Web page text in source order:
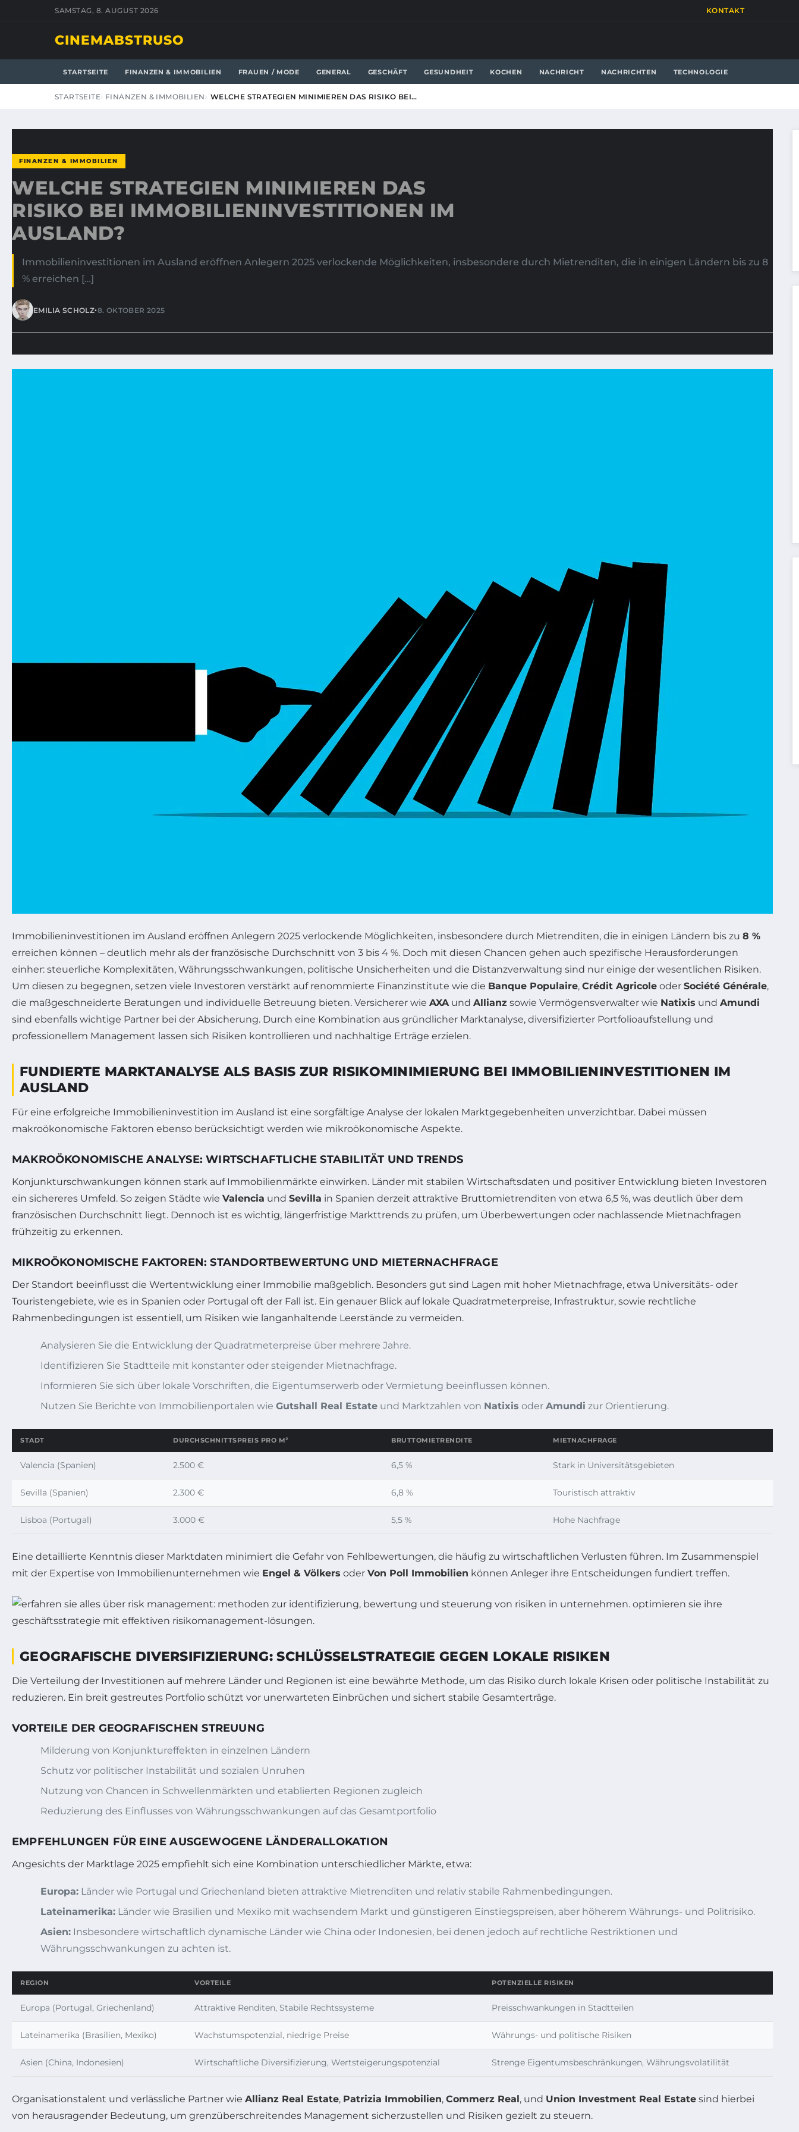
SAMSTAG, 8. AUGUST 2026 KONTAKT
CINEMABSTRUSO
STARTSEITE FINANZEN & IMMOBILIEN FRAUEN / MODE GENERAL GESCHÄFT GESUNDHEIT KOCHEN NACHRICHT NACHRICHTEN TECHNOLOGIE
STARTSEITE FINANZEN & IMMOBILIEN WELCHE STRATEGIEN MINIMIEREN DAS RISIKO BEI…
FINANZEN & IMMOBILIEN
WELCHE STRATEGIEN MINIMIEREN DAS
RISIKO BEI IMMOBILIENINVESTITIONEN IM
AUSLAND?
Immobilieninvestitionen im Ausland eröffnen Anlegern 2025 verlockende Möglichkeiten, insbesondere durch Mietrenditen, die in einigen Ländern bis zu 8
% erreichen […]
EMILIA SCHOLZ•8. OKTOBER 2025
Immobilieninvestitionen im Ausland eröffnen Anlegern 2025 verlockende Möglichkeiten, insbesondere durch Mietrenditen, die in einigen Ländern bis zu 8 %
erreichen können – deutlich mehr als der französische Durchschnitt von 3 bis 4 %. Doch mit diesen Chancen gehen auch spezifische Herausforderungen
einher: steuerliche Komplexitäten, Währungsschwankungen, politische Unsicherheiten und die Distanzverwaltung sind nur einige der wesentlichen Risiken.
Um diesen zu begegnen, setzen viele Investoren verstärkt auf renommierte Finanzinstitute wie die Banque Populaire, Crédit Agricole oder Société Générale,
die maßgeschneiderte Beratungen und individuelle Betreuung bieten. Versicherer wie AXAund Allianz sowie Vermögensverwalter wie Natixis und Amundi
sind ebenfalls wichtige Partner bei der Absicherung. Durch eine Kombination aus gründlicher Marktanalyse, diversifizierter Portfolioaufstellung und
professionellem Management lassen sich Risiken kontrollieren und nachhaltige Erträge erzielen.
FUNDIERTE MARKTANALYSE ALS BASIS ZUR RISIKOMINIMIERUNG BEI IMMOBILIENINVESTITIONEN IM
AUSLAND
Für eine erfolgreiche Immobilieninvestition im Ausland ist eine sorgfältige Analyse der lokalen Marktgegebenheiten unverzichtbar. Dabei müssen
makroökonomische Faktoren ebenso berücksichtigt werden wie mikroökonomische Aspekte.
MAKROÖKONOMISCHE ANALYSE: WIRTSCHAFTLICHE STABILITÄT UND TRENDS
Konjunkturschwankungen können stark auf Immobilienmärkte einwirken. Länder mit stabilen Wirtschaftsdaten und positiver Entwicklung bieten Investoren
ein sichereres Umfeld. So zeigen Städte wie Valencia und Sevilla in Spanien derzeit attraktive Bruttomietrenditen von etwa 6,5 %, was deutlich über dem
französischen Durchschnitt liegt. Dennoch ist es wichtig, längerfristige Markttrends zu prüfen, um Überbewertungen oder nachlassende Mietnachfragen
frühzeitig zu erkennen.
MIKROÖKONOMISCHE FAKTOREN: STANDORTBEWERTUNG UND MIETERNACHFRAGE
Der Standort beeinflusst die Wertentwicklung einer Immobilie maßgeblich. Besonders gut sind Lagen mit hoher Mietnachfrage, etwa Universitäts- oder
Touristengebiete, wie es in Spanien oder Portugal oft der Fall ist. Ein genauer Blick auf lokale Quadratmeterpreise, Infrastruktur, sowie rechtliche
Rahmenbedingungen ist essentiell, um Risiken wie langanhaltende Leerstände zu vermeiden.
Analysieren Sie die Entwicklung der Quadratmeterpreise über mehrere Jahre.
Identifizieren Sie Stadtteile mit konstanter oder steigender Mietnachfrage.
Informieren Sie sich über lokale Vorschriften, die Eigentumserwerb oder Vermietung beeinflussen können.
Nutzen Sie Berichte von Immobilienportalen wie Gutshall Real Estate und Marktzahlen von Natixis oder Amundi zur Orientierung.
STADT DURCHSCHNITTSPREIS PRO M² BRUTTOMIETRENDITE MIETNACHFRAGE
Valencia (Spanien) 2.500 € 6,5 % Stark in Universitätsgebieten
Sevilla (Spanien) 2.300 € 6,8 % Touristisch attraktiv
Lisboa (Portugal) 3.000 € 5,5 % Hohe Nachfrage
Eine detaillierte Kenntnis dieser Marktdaten minimiert die Gefahr von Fehlbewertungen, die häufig zu wirtschaftlichen Verlusten führen. Im Zusammenspiel
mit der Expertise von Immobilienunternehmen wie Engel & Völkers oder Von Poll Immobilien können Anleger ihre Entscheidungen fundiert treffen.
GEOGRAFISCHE DIVERSIFIZIERUNG: SCHLÜSSELSTRATEGIE GEGEN LOKALE RISIKEN
Die Verteilung der Investitionen auf mehrere Länder und Regionen ist eine bewährte Methode, um das Risiko durch lokale Krisen oder politische Instabilität zu
reduzieren. Ein breit gestreutes Portfolio schützt vor unerwarteten Einbrüchen und sichert stabile Gesamterträge.
VORTEILE DER GEOGRAFISCHEN STREUUNG
Milderung von Konjunktureffekten in einzelnen Ländern
Schutz vor politischer Instabilität und sozialen Unruhen
Nutzung von Chancen in Schwellenmärkten und etablierten Regionen zugleich
Reduzierung des Einflusses von Währungsschwankungen auf das Gesamtportfolio
EMPFEHLUNGEN FÜR EINE AUSGEWOGENE LÄNDERALLOKATION
Angesichts der Marktlage 2025 empfiehlt sich eine Kombination unterschiedlicher Märkte, etwa:
Europa: Länder wie Portugal und Griechenland bieten attraktive Mietrenditen und relativ stabile Rahmenbedingungen.
Lateinamerika: Länder wie Brasilien und Mexiko mit wachsendem Markt und günstigeren Einstiegspreisen, aber höherem Währungs- und Politrisiko.
Asien: Insbesondere wirtschaftlich dynamische Länder wie China oder Indonesien, bei denen jedoch auf rechtliche Restriktionen und
Währungsschwankungen zu achten ist.
REGION VORTEILE POTENZIELLE RISIKEN
Europa (Portugal, Griechenland) Attraktive Renditen, Stabile Rechtssysteme Preisschwankungen in Stadtteilen
Lateinamerika (Brasilien, Mexiko) Wachstumspotenzial, niedrige Preise Währungs- und politische Risiken
Asien (China, Indonesien) Wirtschaftliche Diversifizierung, Wertsteigerungspotenzial Strenge Eigentumsbeschränkungen, Währungsvolatilität
Organisationstalent und verlässliche Partner wie Allianz Real Estate, Patrizia Immobilien, Commerz Real, und Union Investment Real Estate sind hierbei
von herausragender Bedeutung, um grenzüberschreitendes Management sicherzustellen und Risiken gezielt zu steuern.